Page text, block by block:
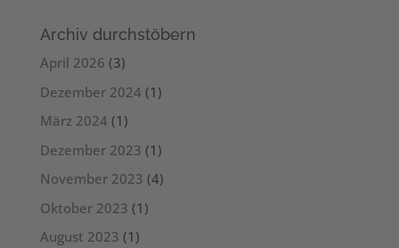
Archiv durchstöbern
April 2026 (3)
Dezember 2024 (1)
März 2024 (1)
Dezember 2023 (1)
November 2023 (4)
Oktober 2023 (1)
August 2023 (1)